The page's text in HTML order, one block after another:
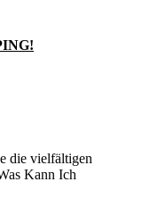
die vielfältigen
Kann Ich